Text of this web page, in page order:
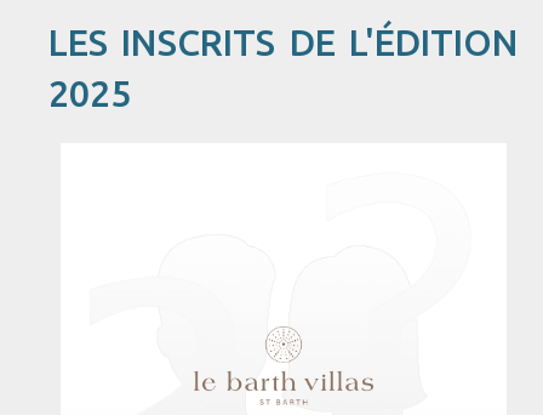
LES INSCRITS DE L'ÉDITION
2025